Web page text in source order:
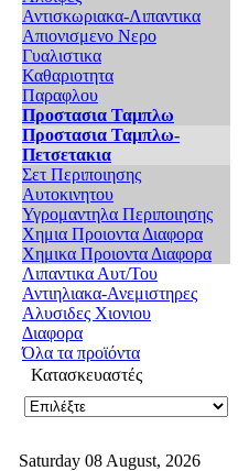
Αντισκωριακα-Λιπαντικα
Απιονισμενο Νερο
Γυαλιστικα
Καθαριοτητα
Παραφλου
Προστασια Ταμπλω
Προστασια Ταμπλω-
Πετσετακια
Σετ Περιποιησης
Αυτοκινητου
Υγρομαντηλα Περιποιησης
Χημια Προιοντα Διαφορα
Χημικα Προιοντα Διαφορα
Λιπαντικα Αυτ/Του
Αντιηλιακα-Ανεμιστηρες
Αλυσιδες Χιονιου
Διαφορα
Όλα τα προϊόντα
Κατασκευαστές
Saturday 08 August, 2026